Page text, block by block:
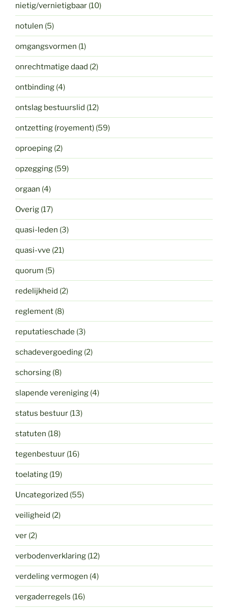
nietig/vernietigbaar (10)
notulen (5)
omgangsvormen (1)
onrechtmatige daad (2)
ontbinding (4)
ontslag bestuurslid (12)
ontzetting (royement) (59)
oproeping (2)
opzegging (59)
orgaan (4)
Overig (17)
quasi-leden (3)
quasi-vve (21)
quorum (5)
redelijkheid (2)
reglement (8)
reputatieschade (3)
schadevergoeding (2)
schorsing (8)
slapende vereniging (4)
status bestuur (13)
statuten (18)
tegenbestuur (16)
toelating (19)
Uncategorized (55)
veiligheid (2)
ver (2)
verbodenverklaring (12)
verdeling vermogen (4)
vergaderregels (16)